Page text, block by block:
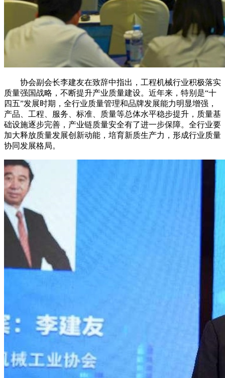
协会副会长李建友在致辞中指出，工程机械行业积极落实
质量强国战略，不断提升产业质量建设。近年来，特别是“十
四五”发展时期，全行业质量管理和品牌发展能力明显增强，
产品、工程、服务、标准、质量等总体水平稳步提升，质量基
础设施逐步完善，产业链质量安全有了进一步保障。全行业要
加大释放质量发展创新动能，培育新质生产力，形成行业质量
协同发展格局。